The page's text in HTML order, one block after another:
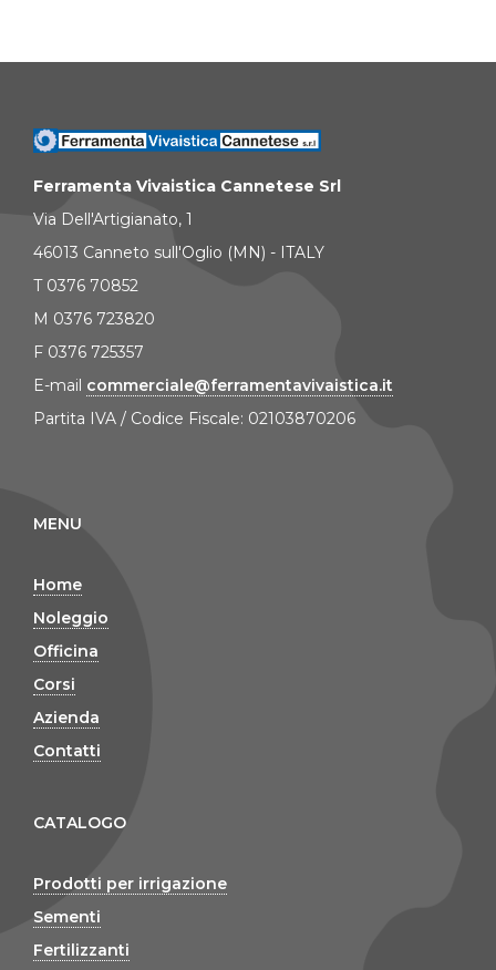
Ferramenta Vivaistica Cannetese Srl
Via Dell'Artigianato, 1
46013 Canneto sull'Oglio (MN) - ITALY
T 0376 70852
M 0376 723820
F 0376 725357
E-mail commerciale@ferramentavivaistica.it
Partita IVA / Codice Fiscale: 02103870206
MENU
Home
Noleggio
Officina
Corsi
Azienda
Contatti
CATALOGO
Prodotti per irrigazione
Sementi
Fertilizzanti